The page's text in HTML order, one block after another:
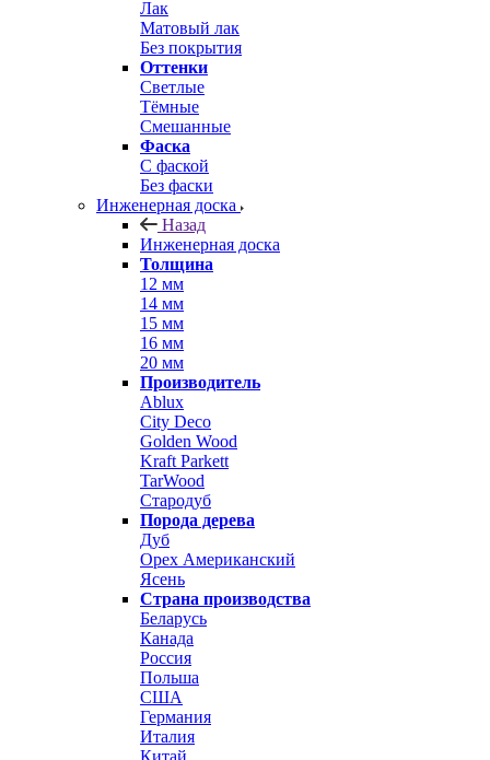
Лак
Матовый лак
Без покрытия
Оттенки
Светлые
Тёмные
Смешанные
Фаска
С фаской
Без фаски
Инженерная доска
Назад
Инженерная доска
Толщина
12 мм
14 мм
15 мм
16 мм
20 мм
Производитель
Ablux
City Deco
Golden Wood
Kraft Parkett
TarWood
Стародуб
Порода дерева
Дуб
Орех Американский
Ясень
Страна производства
Беларусь
Канада
Россия
Польша
США
Германия
Италия
Китай